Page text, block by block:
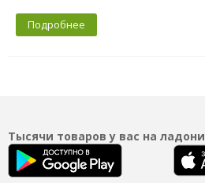
Подробнее
Тысячи товаров у вас на ладони